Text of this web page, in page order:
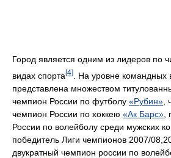
Город является одним из лидеров по
видах спорта[4]
. На уровне командных
представлена множеством
чемпион России по футболу «Рубин»
чемпион России по хоккею «Ак Барс»
России по волейболу среди мужских
победитель Лиги чемпионов 2007/
двукратный чемпион россии по